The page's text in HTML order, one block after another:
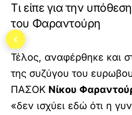
Τι είπε για την
του Φαραντούρη
Τέλος, αναφέρθηκε και
της συζύγου του
ΠΑΣΟΚ Νίκου
«δεν ισχύει εδώ ότι η
‹